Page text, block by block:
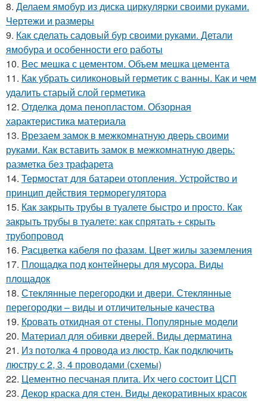
8. Делаем ямобур из диска циркулярки своими руками.
Чертежи и размеры
9. Как сделать садовый бур своими руками. Детали
ямобура и особенности его работы
10. Вес мешка с цементом. Объем мешка цемента
11. Как убрать силиконовый герметик с ванны. Как и чем
удалить старый слой герметика
12. Отделка дома пенопластом. Обзорная
характеристика материала
13. Врезаем замок в межкомнатную дверь своими
руками. Как вставить замок в межкомнатную дверь:
разметка без трафарета
14. Термостат для батареи отопления. Устройство и
принцип действия терморегулятора
15. Как закрыть трубы в туалете быстро и просто. Как
закрыть трубы в туалете: как спрятать + скрыть
трубопровод
16. Расцветка кабеля по фазам. Цвет жилы заземления
17. Площадка под контейнеры для мусора. Виды
площадок
18. Стеклянные перегородки и двери. Стеклянные
перегородки – виды и отличительные качества
19. Кровать откидная от стены. Популярные модели
20. Материал для обивки дверей. Виды дерматина
21. Из потолка 4 провода из люстр. Как подключить
люстру с 2, 3, 4 проводами (схемы)
22. Цементно песчаная плита. Их чего состоит ЦСП
23. Декор краска для стен. Виды декоративных красок